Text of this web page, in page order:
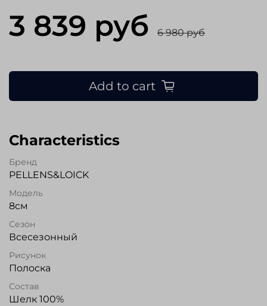
3 839 руб 6 980 руб
Add to cart
Characteristics
Бренд
PELLENS&LOICK
Модель
8см
Сезон
Всесезонный
Рисунок
Полоска
Состав
Шелк 100%